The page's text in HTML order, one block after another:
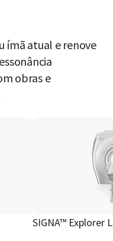
ímã atual e renove
obras e
SIGNA™ Explorer